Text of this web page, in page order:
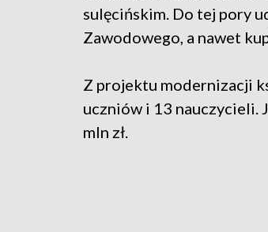
sulęcińskim. Do tej pory
Zawodowego, a nawet
Z projektu modernizacji
uczniów i 13 nauczycieli.
mln zł.